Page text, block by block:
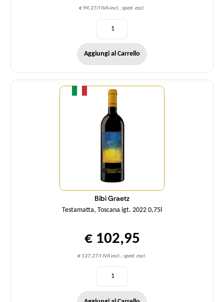
€ 94,27/l IVA incl., sped. escl.
Aggiungi al Carrello
Bibi Graetz
Testamatta, Toscana igt. 2022 0,75l
€ 102,95
€ 137,27/l IVA incl., sped. escl.
Quantità